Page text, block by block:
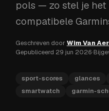
pols — zo stel je het
compatibele
Geschreven doorWim Van
Gepubliceerd 29 jun 2026·
sport-scores glances
smartwatch
garmin-